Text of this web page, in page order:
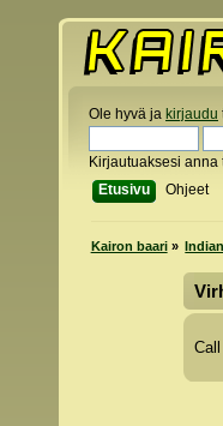
Ole hyvä ja kirjaudu
Kirjautuaksesi
Etusivu
Ohjeet
Kairon baari»